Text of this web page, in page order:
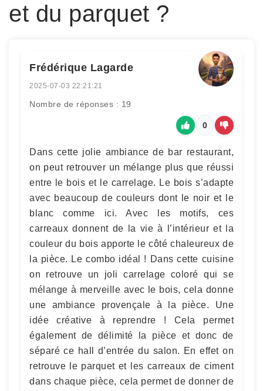
et du parquet ?
Frédérique Lagarde
2025-07-03 22:21:21
Nombre de réponses : 19
0
Dans cette jolie ambiance de bar restaurant,
on peut retrouver un mélange plus que réussi
entre le bois et le carrelage. Le bois s’adapte
avec beaucoup de couleurs dont le noir et le
blanc comme ici. Avec les motifs, ces
carreaux donnent de la vie à l’intérieur et la
couleur du bois apporte le côté chaleureux de
la pièce. Le combo idéal ! Dans cette cuisine
on retrouve un joli carrelage coloré qui se
mélange à merveille avec le bois, cela donne
une ambiance provençale à la pièce. Une
idée créative à reprendre ! Cela permet
également de délimité la pièce et donc de
séparé ce hall d’entrée du salon. En effet on
retrouve le parquet et les carreaux de ciment
dans chaque pièce, cela permet de donner de